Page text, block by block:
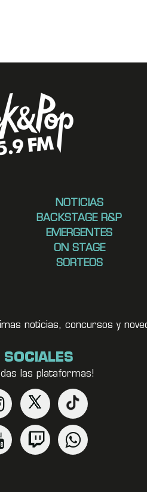
NOTICIAS
BACKSTAGE R&P
EMERGENTES
ON STAGE
SORTEOS
noticias, concursos y
SOCIALES
las plataformas!